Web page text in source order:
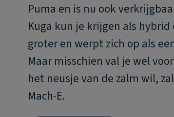
Puma en is nu ook
Kuga kun je krijgen als
groter en werpt zich op als
Maar misschien val je wel
het neusje van de zalm wil,
Mach-E.